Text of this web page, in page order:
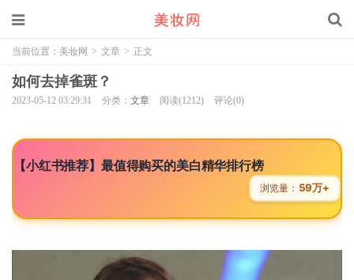
当前位置： 美妆网 > 文章 > 正文
如何去掉雀斑？
2023-05-12 03:29:31 分类： 文章 阅读(1212) 评论(0)
【小红书推荐】最值得购买的美白精华排行榜
浏览量： 59万+